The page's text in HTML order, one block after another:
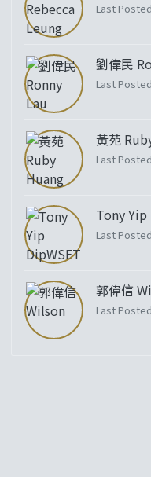
Last
劉偉民
Last
黃苑
Last
Tony Yip
Last
郭偉信
Last